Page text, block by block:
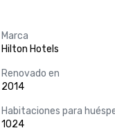
Marca
Hilton Hotels
Renovado en
2014
Habitaciones para
1024